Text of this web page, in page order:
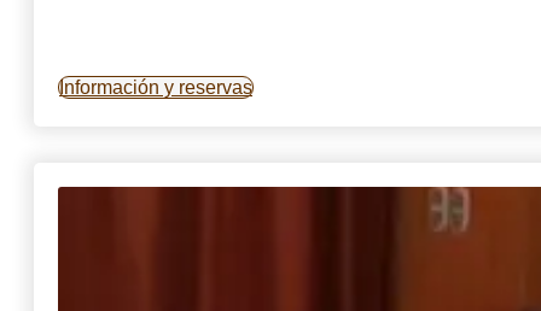
Información y reservas